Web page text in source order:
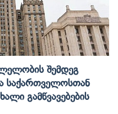
Შემდეგ
Საქართველოსთან
Გამწვავებების